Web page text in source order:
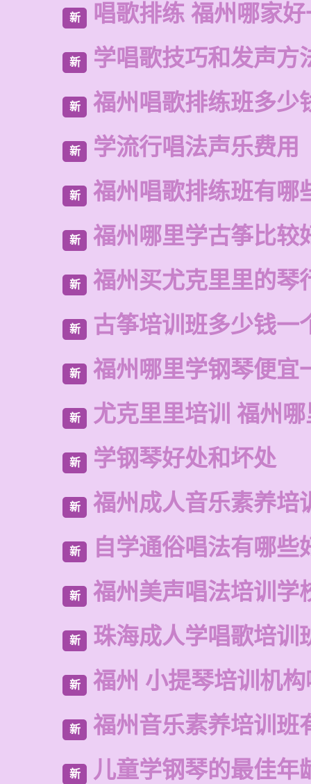
新 唱歌排练 福州哪家
新 学唱歌技巧和发声方
新 福州唱歌排练班多少
新 学流行唱法声乐费用
新 福州唱歌排练班有哪
新 福州哪里学古筝比较
新 福州买尤克里里的琴
新 古筝培训班多少钱一
新 福州哪里学钢琴便宜
新 尤克里里培训 福州
新 学钢琴好处和坏处
新 福州成人音乐素养培
新 自学通俗唱法有哪些
新 福州美声唱法培训学
新 珠海成人学唱歌培训
新 福州 小提琴培训机
新 福州音乐素养培训班
新 儿童学钢琴的最佳年